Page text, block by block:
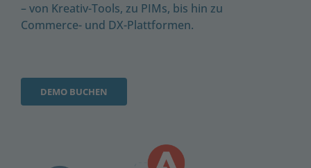
– von Kreativ-Tools, zu PIMs, bis hin zu
Commerce- und DX-Plattformen.
DEMO BUCHEN